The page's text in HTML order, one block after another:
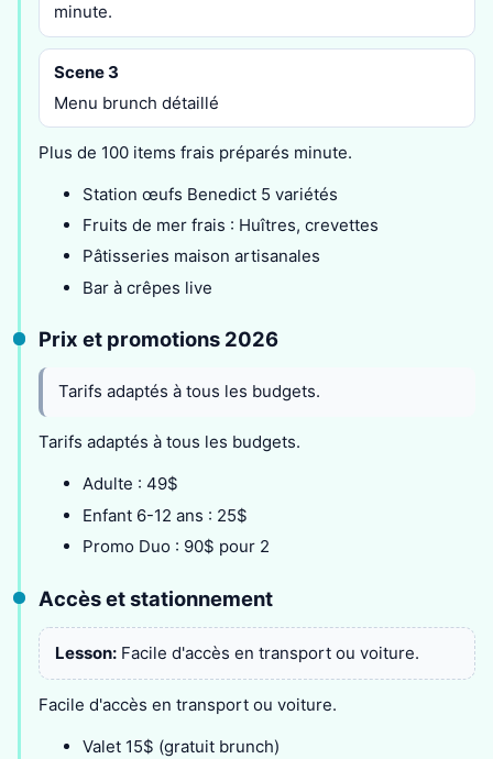
minute.
Scene 3
Menu brunch détaillé
Plus de 100 items frais préparés minute.
Station œufs Benedict 5 variétés
Fruits de mer frais : Huîtres, crevettes
Pâtisseries maison artisanales
Bar à crêpes live
Prix et promotions 2026
Tarifs adaptés à tous les budgets.
Tarifs adaptés à tous les budgets.
Adulte : 49$
Enfant 6-12 ans : 25$
Promo Duo : 90$ pour 2
Accès et stationnement
Lesson:Facile d'accès en transport ou voiture.
Facile d'accès en transport ou voiture.
Valet 15$ (gratuit brunch)